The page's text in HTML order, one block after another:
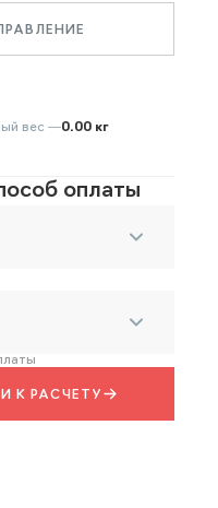
вес —0.00 кг
оплаты
К РАСЧЕТУ